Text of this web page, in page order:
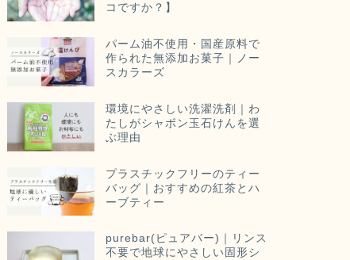
コですか？】
パーム油不使用・国産原料で
作られた無添加お菓子｜ノー
スカラーズ
環境にやさしい洗濯洗剤｜わ
たしがシャボン玉石けんを選
ぶ理由
プラスチックフリーのティー
バッグ｜おすすめの紅茶とハ
ーブティー
purebar(ピュアバー)｜リンス
不要で地球にやさしい固形シ